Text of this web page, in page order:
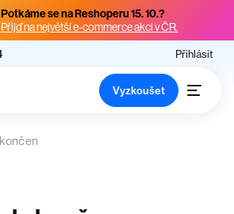
Potkáme se na Reshoperu 15. 10.?
Přijď na největší e-commerce akci v ČR.
Přihlásit
Vyzkoušet